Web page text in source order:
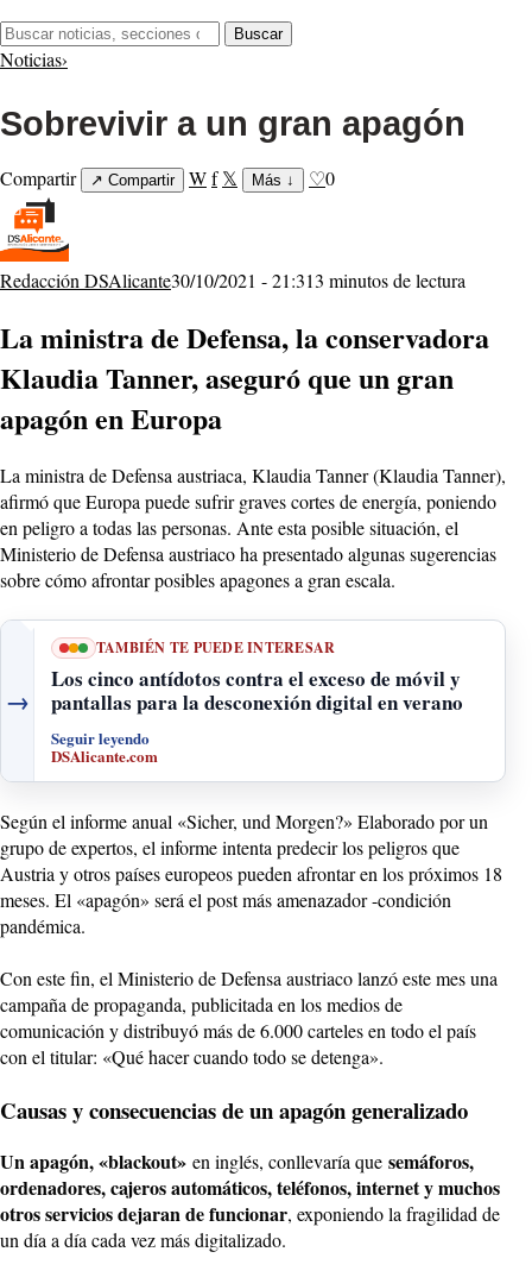
Buscar:
Buscar
Noticias›
Sobrevivir a un gran apagón
Compartir ↗ Compartir Wf 𝕏 Más ↓ ♡0
Redacción DSAlicante30/10/2021 - 21:313 minutos de lectura
La ministra de Defensa, la conservadora
Klaudia Tanner, aseguró que un gran
apagón en Europa
La ministra de Defensa austriaca, Klaudia Tanner (Klaudia Tanner),
afirmó que Europa puede sufrir graves cortes de energía, poniendo
en peligro a todas las personas. Ante esta posible situación, el
Ministerio de Defensa austriaco ha presentado algunas sugerencias
sobre cómo afrontar posibles apagones a gran escala.
→
TAMBIÉN TE PUEDE INTERESAR
Los cinco antídotos contra el exceso de móvil y
pantallas para la desconexión digital en verano
Seguir leyendo
DSAlicante.com
Según el informe anual «Sicher, und Morgen?» Elaborado por un
grupo de expertos, el informe intenta predecir los peligros que
Austria y otros países europeos pueden afrontar en los próximos 18
meses. El «apagón» será el post más amenazador -condición
pandémica.
Con este fin, el Ministerio de Defensa austriaco lanzó este mes una
campaña de propaganda, publicitada en los medios de
comunicación y distribuyó más de 6.000 carteles en todo el país
con el titular: «Qué hacer cuando todo se detenga».
Causas y consecuencias de un apagón generalizado
Un apagón, «blackout» en inglés, conllevaría que semáforos,
ordenadores, cajeros automáticos, teléfonos, internet y muchos
otros servicios dejaran de funcionar, exponiendo la fragilidad de
un día a día cada vez más digitalizado.